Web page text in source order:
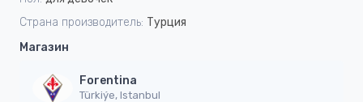
Страна производитель: Турция
Магазин
Forentina
Türkiýe, Istanbul